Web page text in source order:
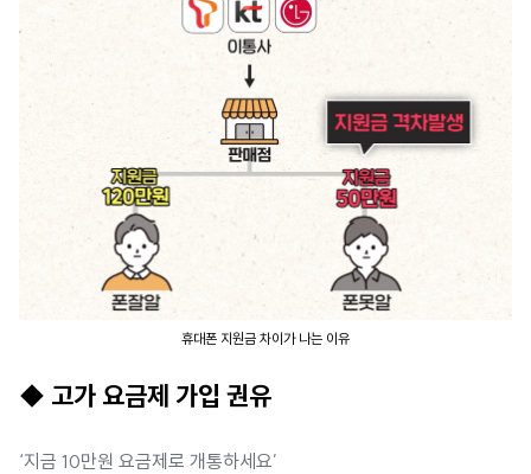
휴대폰 지원금 차이가 나는 이유
◆ 고가 요금제 가입 권유
‘지금 10만원 요금제로 개통하세요’